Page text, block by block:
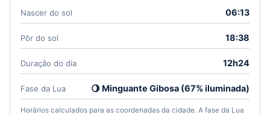
Nascer do sol 06:13
Pôr do sol 18:38
Duração do dia 12h24
Fase da Lua 🌖 Minguante Gibosa (67% iluminada)
Horários calculados para as coordenadas da cidade. A fase da Lua